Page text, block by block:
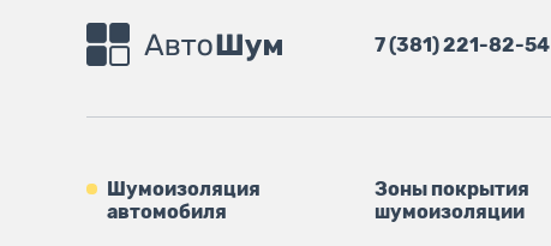
7 (381) 221-82-54
Шумоизоляция
автомобиля
Зоны покрытия
шумоизоляции